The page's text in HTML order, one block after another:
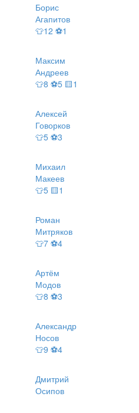
Борис
Агапитов
👕12 ⚽1
Максим
Андреев
👕8 ⚽5 🟨1
Алексей
Говорков
👕5 ⚽3
Михаил
Макеев
👕5 🟨1
Роман
Митряков
👕7 ⚽4
Артём
Модов
👕8 ⚽3
Александр
Носов
👕9 ⚽4
Дмитрий
Осипов